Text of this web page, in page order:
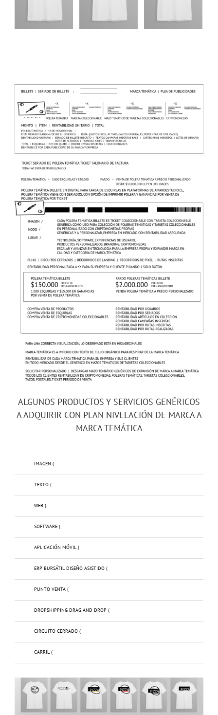
ALGUNOS PRODUCTOS Y SERVICIOS GENÉRICOS
A ADQUIRIR CON PLAN NIVELACIÓN DE MARCA A
MARCA TEMÁTICA
IMAGEN (
TEXTO (
WEB (
SOFTWARE (
APLICACIÓN MÓVIL (
ERP BURSÁTIL DISEÑO ASISTIDO (
PUNTO VENTA (
DROPSHIPPING DRAG AND DROP (
CIRCUITO CERRADO (
CARRIL (